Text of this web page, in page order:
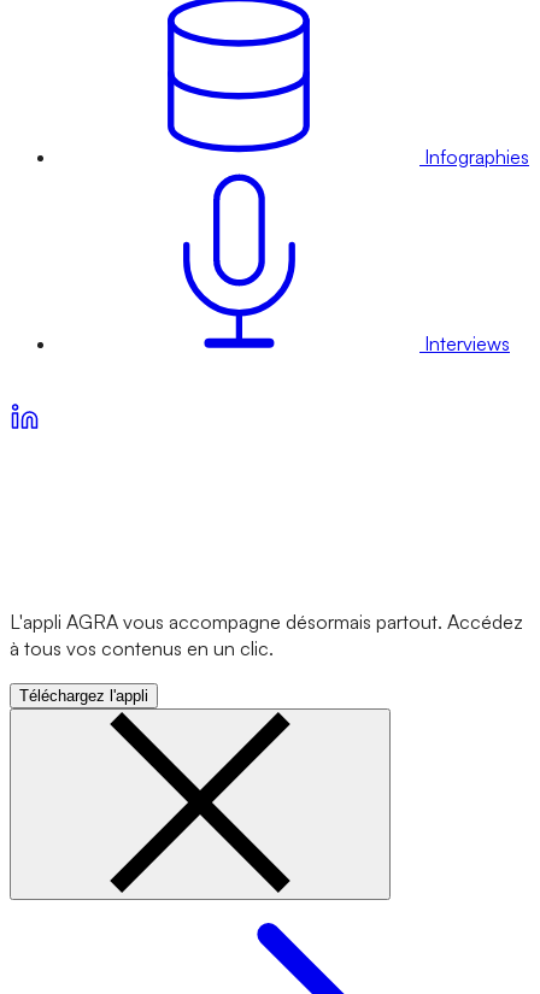
Infographies
Interviews
L'appli AGRA vous accompagne désormais partout. Accédez
à tous vos contenus en un clic.
Téléchargez l'appli